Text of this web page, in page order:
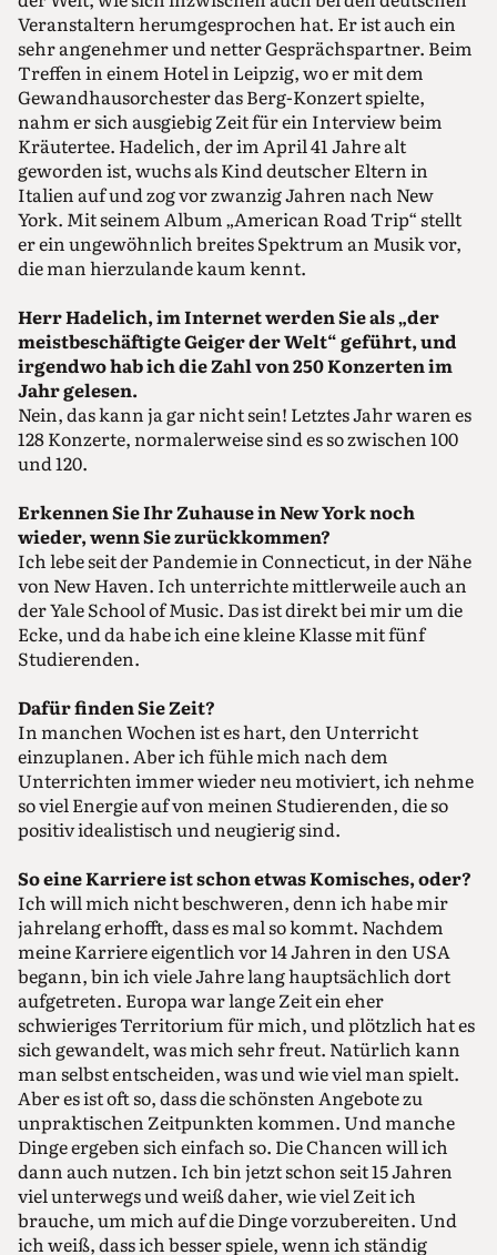
Veranstaltern herumgesprochen hat. Er ist auch ein
sehr angenehmer und netter Gesprächspartner. Beim
Treffen in einem Hotel in Leipzig, wo er mit dem
Gewandhausorchester das Berg-Konzert spielte,
nahm er sich ausgiebig Zeit für ein Interview beim
Kräutertee. Hadelich, der im April 41 Jahre alt
geworden ist, wuchs als Kind deutscher Eltern in
Italien auf und zog vor zwanzig Jahren nach New
York. Mit seinem Album „American Road Trip“ stellt
er ein ungewöhnlich breites Spek­trum an Musik vor,
die man hierzulande kaum kennt.
Herr Hadelich, im Internet werden Sie als „der
meistbeschäftigte Geiger der Welt“ geführt, und
irgendwo hab ich die Zahl von 250 Konzerten im
Jahr gelesen.
Nein, das kann ja gar nicht sein! Letztes Jahr waren es
128 Konzerte, normalerweise sind es so zwischen 100
und 120.
Erkennen Sie Ihr Zuhause in New York noch
wieder, wenn Sie zurückkommen?
Ich lebe seit der Pandemie in Connecticut, in der Nähe
von New Haven. Ich unterrichte mittlerweile auch an
der Yale School of Music. Das ist direkt bei mir um die
Ecke, und da habe ich eine kleine Klasse mit fünf
Studierenden.
Dafür finden Sie Zeit?
In manchen Wochen ist es hart, den Unterricht
einzuplanen. Aber ich fühle mich nach dem
Unterrichten immer wieder neu motiviert, ich nehme
so viel Energie auf von meinen Studierenden, die so
positiv idealistisch und neugierig sind.
So eine Karriere ist schon etwas Komisches, oder?
Ich will mich nicht beschweren, denn ich habe mir
jahrelang erhofft, dass es mal so kommt. Nachdem
meine Karriere eigentlich vor 14 Jahren in den USA
begann, bin ich viele Jahre lang hauptsächlich dort
aufgetreten. Europa war lange Zeit ein eher
schwieriges Territorium für mich, und plötzlich hat es
sich gewandelt, was mich sehr freut. Natürlich kann
man selbst entscheiden, was und wie viel man spielt.
Aber es ist oft so, dass die schönsten Angebote zu
unpraktischen Zeitpunkten kommen. Und manche
Dinge ergeben sich einfach so. Die Chancen will ich
dann auch nutzen. Ich bin jetzt schon seit 15 Jahren
viel unterwegs und weiß daher, wie viel Zeit ich
brauche, um mich auf die Dinge vorzubereiten. Und
ich weiß, dass ich besser spiele, wenn ich ständig